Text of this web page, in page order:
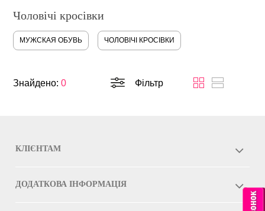
Чоловічі кросівки
МУЖСКАЯ ОБУВЬ ЧОЛОВІЧІ КРОСІВКИ
Знайдено:0 Фільтр
КЛІЄНТАМ
ДОДАТКОВА ІНФОРМАЦІЯ